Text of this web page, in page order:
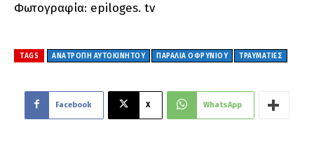
Φωτογραφία: epiloges. tv
TAGS ΑΝΑΤΡΟΠΉ ΑΥΤΟΚΙΝΉΤΟΥ ΠΑΡΑΛΊΑ ΟΦΡΥΝΊΟΥ ΤΡΑΥΜΑΤΊΕΣ
Facebook X WhatsApp